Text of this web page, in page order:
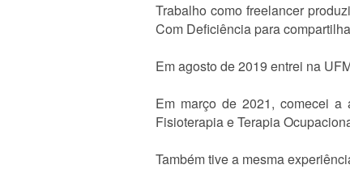
Trabalho como freelancer
Com Deficiência para
Em agosto de 2019 entrei na
Em março de 2021, comecei
Fisioterapia e Terapia
Também tive a mesma